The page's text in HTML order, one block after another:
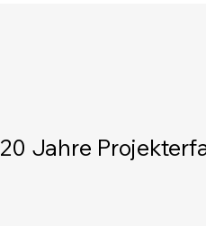
20 Jahre